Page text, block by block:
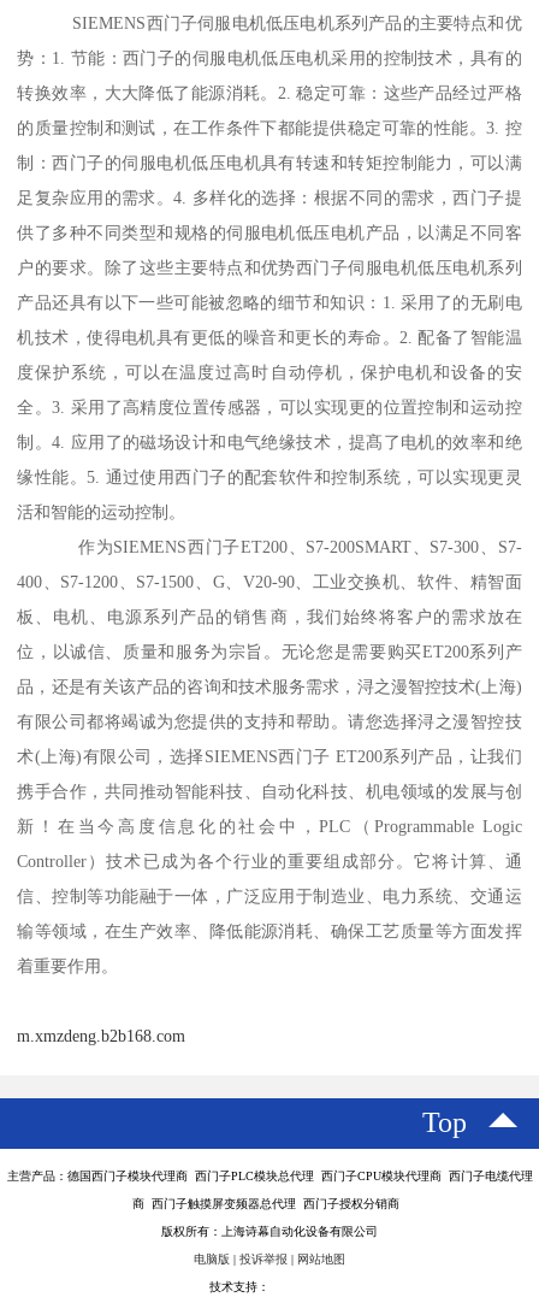
SIEMENS西门子伺服电机低压电机系列产品的主要特点和优
势：1. 节能：西门子的伺服电机低压电机采用的控制技术，具有的
转换效率，大大降低了能源消耗。2. 稳定可靠：这些产品经过严格
的质量控制和测试，在工作条件下都能提供稳定可靠的性能。3. 控
制：西门子的伺服电机低压电机具有转速和转矩控制能力，可以满
足复杂应用的需求。4. 多样化的选择：根据不同的需求，西门子提
供了多种不同类型和规格的伺服电机低压电机产品，以满足不同客
户的要求。除了这些主要特点和优势西门子伺服电机低压电机系列
产品还具有以下一些可能被忽略的细节和知识：1. 采用了的无刷电
机技术，使得电机具有更低的噪音和更长的寿命。2. 配备了智能温
度保护系统，可以在温度过高时自动停机，保护电机和设备的安
全。3. 采用了高精度位置传感器，可以实现更的位置控制和运动控
制。4. 应用了的磁场设计和电气绝缘技术，提髙了电机的效率和绝
缘性能。5. 通过使用西门子的配套软件和控制系统，可以实现更灵
活和智能的运动控制。
作为SIEMENS西门子ET200、S7-200SMART、S7-300、S7-
400、S7-1200、S7-1500、G、V20-90、工业交换机、软件、精智面
板、电机、电源系列产品的销售商，我们始终将客户的需求放在
位，以诚信、质量和服务为宗旨。无论您是需要购买ET200系列产
品，还是有关该产品的咨询和技术服务需求，浔之漫智控技术(上海)
有限公司都将竭诚为您提供的支持和帮助。请您选择浔之漫智控技
术(上海)有限公司，选择SIEMENS西门子 ET200系列产品，让我们
携手合作，共同推动智能科技、自动化科技、机电领域的发展与创
新！在当今高度信息化的社会中，PLC（Programmable Logic
Controller）技术已成为各个行业的重要组成部分。它将计算、通
信、控制等功能融于一体，广泛应用于制造业、电力系统、交通运
输等领域，在生产效率、降低能源消耗、确保工艺质量等方面发挥
着重要作用。
m.xmzdeng.b2b168.com
Top
主营产品：德国西门子模块代理商 西门子PLC模块总代理 西门子CPU模块代理商 西门子电缆代理
商 西门子触摸屏变频器总代理 西门子授权分销商
版权所有：上海诗幕自动化设备有限公司
电脑版 | 投诉举报 | 网站地图
技术支持：